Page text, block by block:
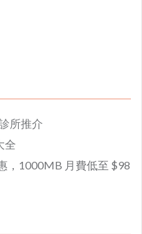
所推介
全
，1000MB 月費低至 $98